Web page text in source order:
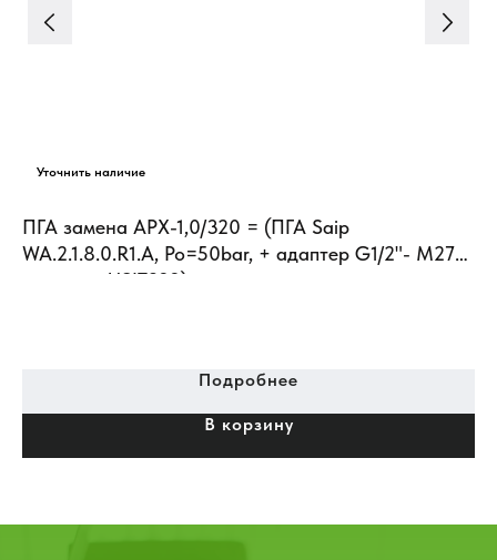
ПГА замена АРХ-1,0/320 = (ПГА Saip
WA.2.1.8.0.R1.A, Po=50bar, + адаптер G1/2"- М27х2
+ кольцо USIT233)
Подробнее
В корзину